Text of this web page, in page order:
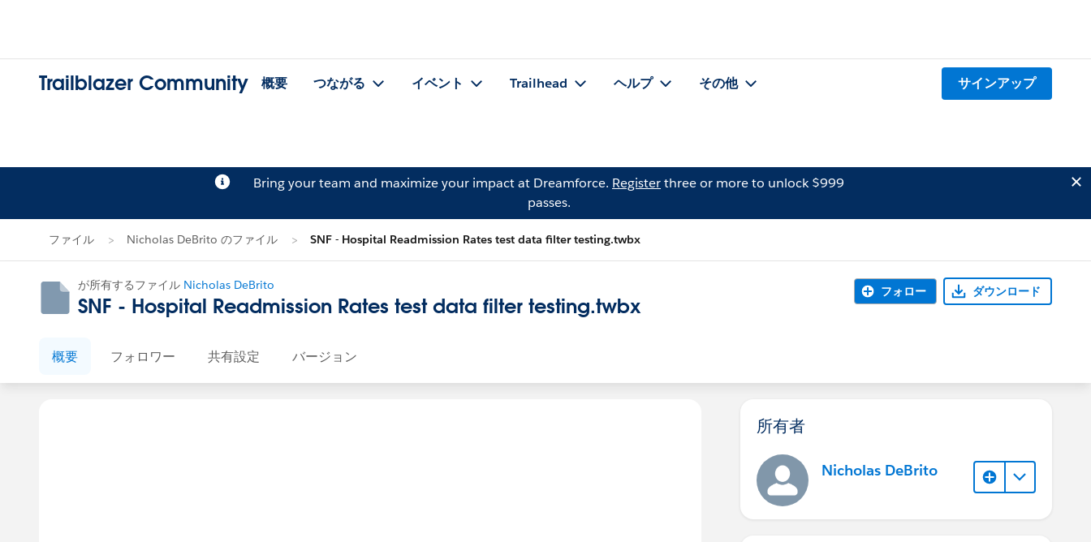
Trailblazer Community 概要 つながる イベント Trailhead ヘルプ その他 サインアップ
Bring your team and maximize your impact at Dreamforce. Registerthree or more to unlock $999
passes.
ファイル Nicholas DeBrito のファイル SNF - Hospital Readmission Rates test data filter testing.twbx
が所有するファイル Nicholas DeBrito
SNF - Hospital Readmission Rates test data filter testing.twbx
フォロー ダウンロード
概要 フォロワー 共有設定 バージョン
所有者
Nicholas DeBrito